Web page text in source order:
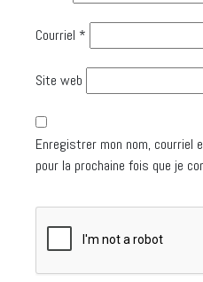
Courriel *
Site web
Enregistrer mon nom, courriel
pour la prochaine fois que je